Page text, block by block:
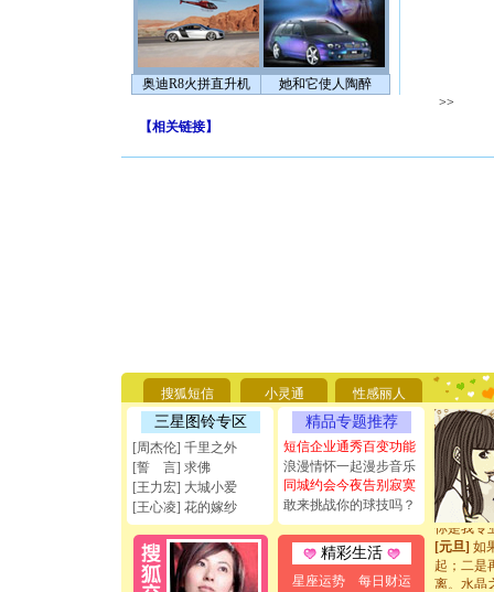
奥迪R8火拼直升机 她和它使人陶醉
>>
【相关链接】
搜狐短信 小灵通 性感丽人
三星图铃专区
[周杰伦] 千里之外
[誓 言] 求佛
[王力宏] 大城小爱
[王心凌] 花的嫁纱
精品专题推荐
短信企业通秀百变功能
浪漫情怀一起漫步音乐
同城约会今夜告别寂寞
敢来挑战你的球技吗？
精彩生活
星座运势
每日财运
要平安！
[圣诞节]
能正大光
天都要快
[圣诞节]
如意,快
[元旦]看
断电。爱
你是我专
[元旦] 如
起；二是
离。水晶